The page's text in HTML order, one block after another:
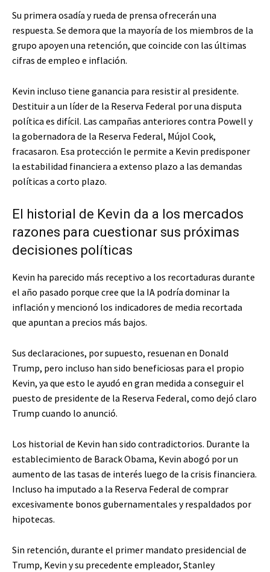
Su primera osadía y rueda de prensa ofrecerán una
respuesta. Se demora que la mayoría de los miembros de la
grupo apoyen una retención, que coincide con las últimas
cifras de empleo e inflación.
Kevin incluso tiene ganancia para resistir al presidente.
Destituir a un líder de la Reserva Federal por una disputa
política es difícil. Las campañas anteriores contra Powell y
la gobernadora de la Reserva Federal, Mújol Cook,
fracasaron. Esa protección le permite a Kevin predisponer
la estabilidad financiera a extenso plazo a las demandas
políticas a corto plazo.
El historial de Kevin da a los mercados
razones para cuestionar sus próximas
decisiones políticas
Kevin ha parecido más receptivo a los recortaduras durante
el año pasado porque cree que la IA podría dominar la
inflación y mencionó los indicadores de media recortada
que apuntan a precios más bajos.
Sus declaraciones, por supuesto, resuenan en Donald
Trump, pero incluso han sido beneficiosas para el propio
Kevin, ya que esto le ayudó en gran medida a conseguir el
puesto de presidente de la Reserva Federal, como dejó claro
Trump cuando lo anunció.
Los historial de Kevin han sido contradictorios. Durante la
establecimiento de Barack Obama, Kevin abogó por un
aumento de las tasas de interés luego de la crisis financiera.
Incluso ha imputado a la Reserva Federal de comprar
excesivamente bonos gubernamentales y respaldados por
hipotecas.
Sin retención, durante el primer mandato presidencial de
Trump, Kevin y su precedente empleador, Stanley